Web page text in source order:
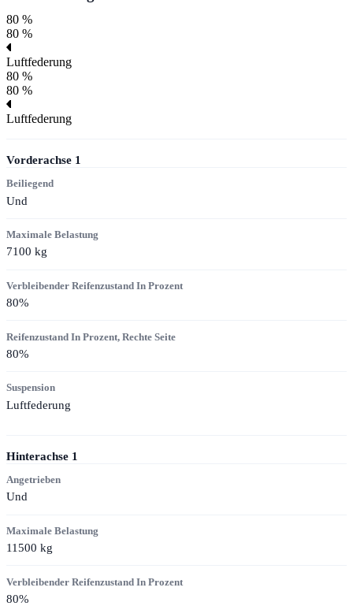
80 %
80 %
Luftfederung
80 %
80 %
Luftfederung
Vorderachse 1
Beiliegend
Und
Maximale Belastung
7100 kg
Verbleibender Reifenzustand In Prozent
80%
Reifenzustand In Prozent, Rechte Seite
80%
Suspension
Luftfederung
Hinterachse 1
Angetrieben
Und
Maximale Belastung
11500 kg
Verbleibender Reifenzustand In Prozent
80%